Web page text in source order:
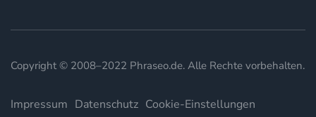
Copyright © 2008–2022 Phraseo.de. Alle Rechte vorbehalten.
Impressum Datenschutz Cookie-Einstellungen